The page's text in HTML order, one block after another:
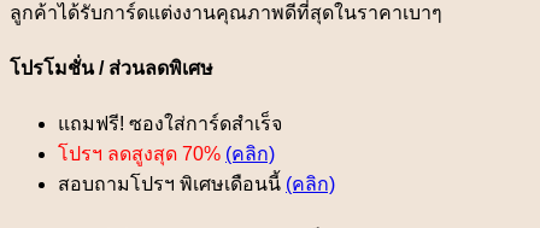
ลูกค้าได้รับการ์ดแต่งงานคุณภาพดีที่สุดในราคาเบาๆ
โปรโมชั่น / ส่วนลดพิเศษ
แถมฟรี! ซองใส่การ์ดสำเร็จ
โปรฯ ลดสูงสุด 70% (คลิก)
สอบถามโปรฯ พิเศษเดือนนี้ (คลิก)